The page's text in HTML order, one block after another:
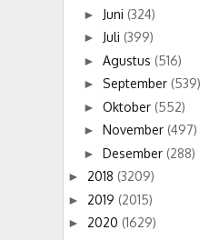
► Juni (324)
► Juli (399)
► Agustus (516)
► September (539)
► Oktober (552)
► November (497)
► Desember (288)
► 2018 (3209)
► 2019 (2015)
► 2020 (1629)